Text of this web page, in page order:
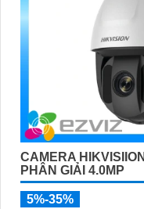
CAMERA
PHÂN GIẢI 4.0MP
5%-35%